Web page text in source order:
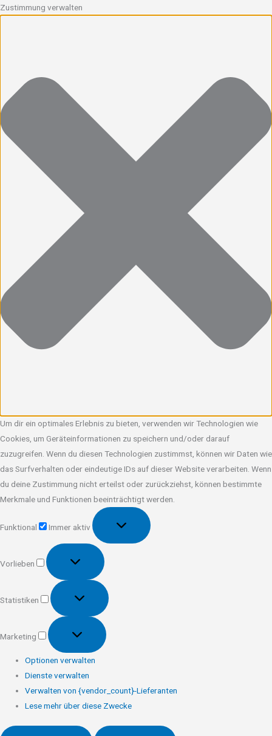
Zustimmung verwalten
Um dir ein optimales Erlebnis zu bieten, verwenden wir Technologien wie
Cookies, um Geräteinformationen zu speichern und/oder darauf
zuzugreifen. Wenn du diesen Technologien zustimmst, können wir Daten wie
das Surfverhalten oder eindeutige IDs auf dieser Website verarbeiten. Wenn
du deine Zustimmung nicht erteilst oder zurückziehst, können bestimmte
Merkmale und Funktionen beeinträchtigt werden.
Funktional
Immer aktiv
Vorlieben
Vorlieben
Statistiken
Statistiken
Marketing
Marketing
Optionen verwalten
Dienste verwalten
Verwalten von {vendor_count}-Lieferanten
Lese mehr über diese Zwecke